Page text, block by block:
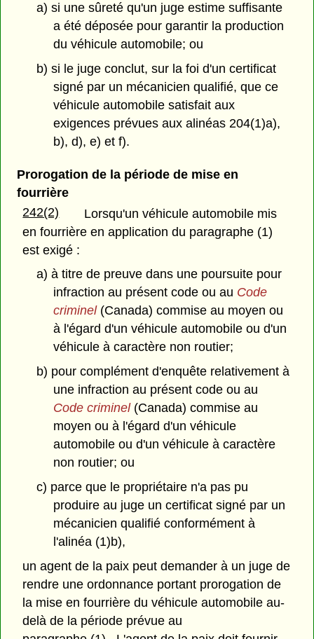
a) si une sûreté qu'un juge estime suffisante
a été déposée pour garantir la production
du véhicule automobile; ou
b) si le juge conclut, sur la foi d'un certificat
signé par un mécanicien qualifié, que ce
véhicule automobile satisfait aux
exigences prévues aux alinéas 204(1)a),
b), d), e) et f).
Prorogation de la période de mise en
fourrière
242(2)
Lorsqu'un véhicule automobile mis
en fourrière en application du paragraphe (1)
est exigé :
a) à titre de preuve dans une poursuite pour
infraction au présent code ou au Code
criminel(Canada) commise au moyen ou
à l'égard d'un véhicule automobile ou d'un
véhicule à caractère non routier;
b) pour complément d'enquête relativement à
une infraction au présent code ou au
Code criminel(Canada) commise au
moyen ou à l'égard d'un véhicule
automobile ou d'un véhicule à caractère
non routier; ou
c) parce que le propriétaire n'a pas pu
produire au juge un certificat signé par un
mécanicien qualifié conformément à
l'alinéa (1)b),
un agent de la paix peut demander à un juge de
rendre une ordonnance portant prorogation de
la mise en fourrière du véhicule automobile au-
delà de la période prévue au